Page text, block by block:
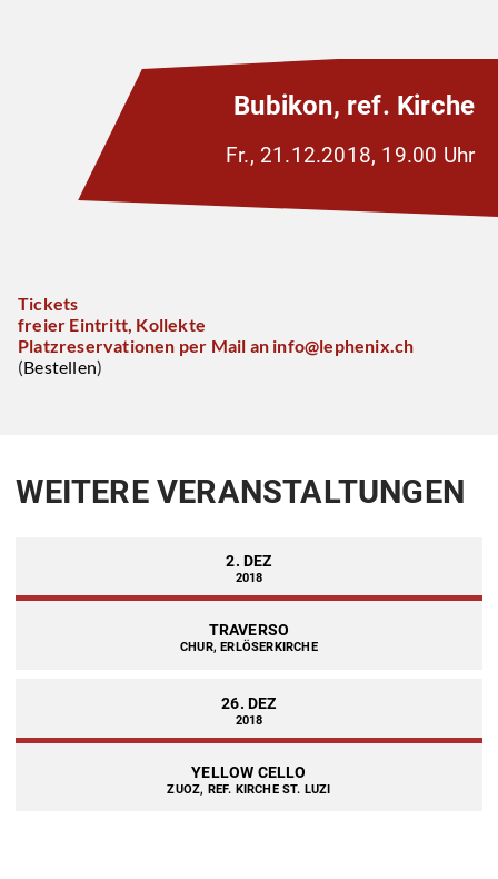
Bubikon, ref. Kirche
Fr., 21.12.2018, 19.00 Uhr
Tickets
freier Eintritt, Kollekte
Platzreservationen per Mail an info@lephenix.ch
(Bestellen)
WEITERE VERANSTALTUNGEN
2. DEZ
2018
TRAVERSO
CHUR, ERLÖSERKIRCHE
26. DEZ
2018
YELLOW CELLO
ZUOZ, REF. KIRCHE ST. LUZI